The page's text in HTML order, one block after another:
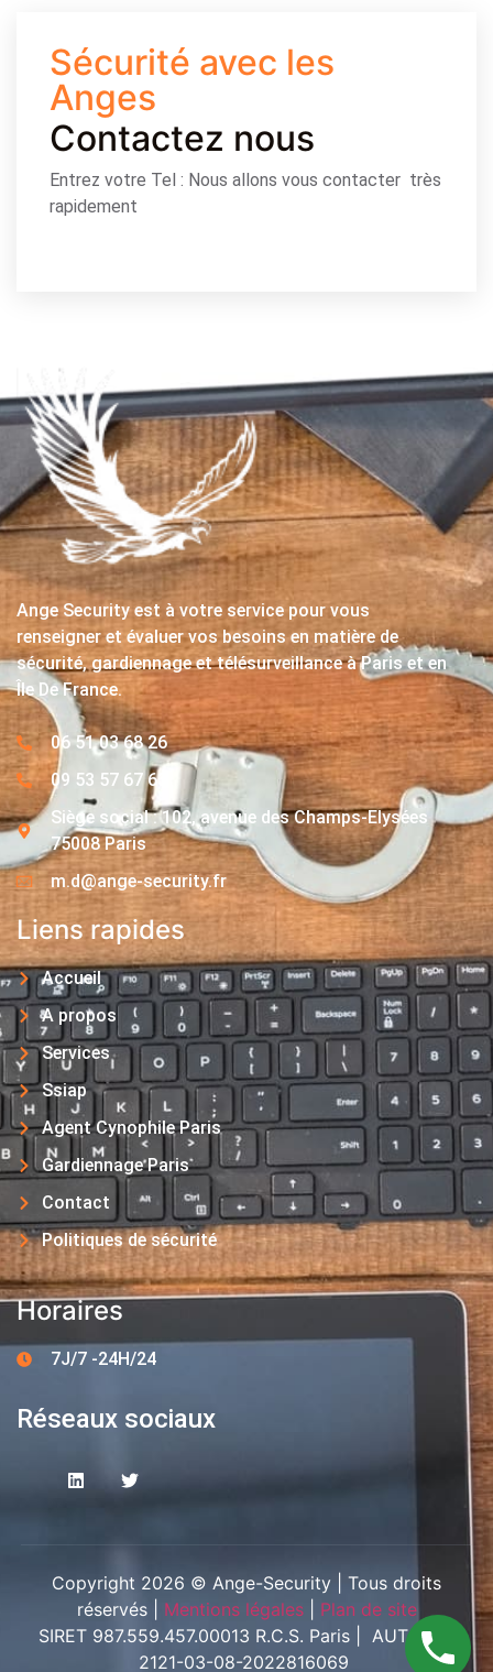
Sécurité avec les
Anges
Contactez nous
Entrez votre Tel : Nous allons vous contacter très
rapidement
Ange Security est à votre service pour vous
renseigner et évaluer vos besoins en matière de
sécurité, gardiennage et télésurveillance à Paris et en
Île De France.
06 51 03 68 26
09 53 57 67 63
Siège social : 102, avenue des Champs-Elysées
75008 Paris
m.d@ange-security.fr
Liens rapides
Accueil
A propos
Services
Ssiap
Agent Cynophile Paris
Gardiennage Paris
Contact
Politiques de sécurité
Horaires
7J/7 -24H/24
Réseaux sociaux
Copyright 2026 © Ange-Security | Tous droits
réservés | Mentions légales| Plan de site
SIRET 987.559.457.00013 R.C.S. Paris | AUT-094-
2121-03-08-2022816069